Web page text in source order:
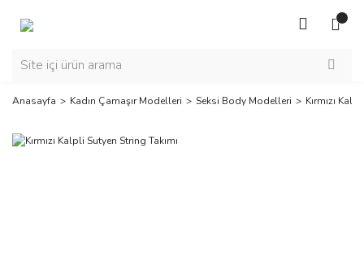
Anasayfa Kadın Çamaşır Modelleri Seksi Body Modelleri Kırmızı